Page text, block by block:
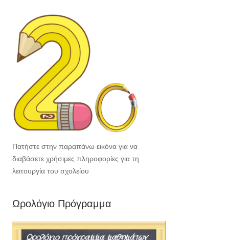
Πατήστε στην παραπάνω εικόνα για να
διαβάσετε χρήσιμες πληροφορίες για τη
λειτουργία του σχολείου
Ωρολόγιο Πρόγραμμα